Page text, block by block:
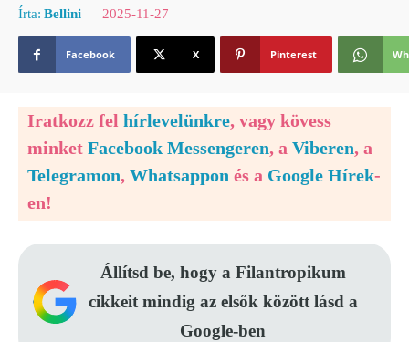
Írta: Bellini 2025-11-27
Facebook X Pinterest
Iratkozz fel hírlevelünkre, vagy kövess
minket Facebook Messengeren, a Viberen, a
Telegramon, Whatsappon és a Google Hírek-
en!
Állítsd be, hogy a Filantropikum
cikkeit mindig az elsők között lásd a
Google-ben